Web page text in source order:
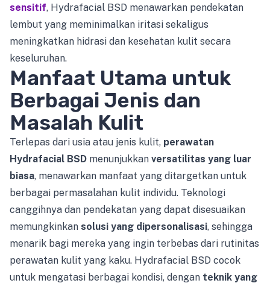
sensitif, Hydrafacial BSD menawarkan pendekatan
lembut yang meminimalkan iritasi sekaligus
meningkatkan hidrasi dan kesehatan kulit secara
keseluruhan.
Manfaat Utama untuk
Berbagai Jenis dan
Masalah Kulit
Terlepas dari usia atau jenis kulit, perawatan
Hydrafacial BSD menunjukkan versatilitas yang luar
biasa, menawarkan manfaat yang ditargetkan untuk
berbagai permasalahan kulit individu. Teknologi
canggihnya dan pendekatan yang dapat disesuaikan
memungkinkan solusi yang dipersonalisasi, sehingga
menarik bagi mereka yang ingin terbebas dari rutinitas
perawatan kulit yang kaku. Hydrafacial BSD cocok
untuk mengatasi berbagai kondisi, dengan teknik yang